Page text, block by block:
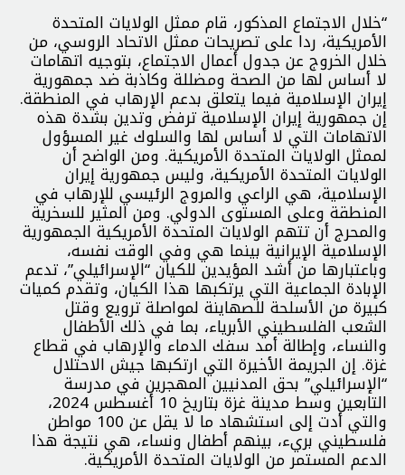
“خلال الاجتماع المذكور، قام ممثل الولايات المتحدة
الأمريكية، ردا على تصريحات ممثل الاتحاد الروسي، من
خلال الخروج عن جدول أعمال الاجتماع، بتوجيه اتهامات
لا أساس لها من الصحة ومضللة وكاذبة ضد جمهورية
إيران الإسلامية فيما يتعلق بدعم الإرهاب في المنطقة.
إن جمهورية إيران الإسلامية ترفض وتدين بشدة هذه
الاتهامات التي لا أساس لها والسلوك غير المسؤول
لممثل الولايات المتحدة الأمريكية. ومن الواضح أن
الولايات المتحدة الأمريكية، وليس جمهورية إيران
الإسلامية، هي الراعي والمروج الرئيسي للإرهاب في
المنطقة وعلى المستوى الدولي. ومن المثير للسخرية
والمحرج أن تتهم الولايات المتحدة الأمريكية الجمهورية
الإسلامية الإيرانية بينما هي وفي الوقت نفسه،
وباعتبارها من أشد المؤيدين للكيان “الإسرائيلي”، تدعم
الإبادة الجماعية التي يرتكبها هذا الكيان، وتقدم كميات
كبيرة من الأسلحة للصهاينة لمواصلة ترويع وقتل
الشعب الفلسطيني الأبرياء، بما في ذلك الأطفال
والنساء، وإطالة أمد سفك الدماء والإرهاب في قطاع
غزة. إن الجريمة الأخيرة التي ارتكبها جيش الاحتلال
“الإسرائيلي” بحق المدنيين المهجرين في مدرسة
التابعين وسط مدينة غزة بتاريخ 10 أغسطس 2024،
والتي أدت إلى استشهاد ما لا يقل عن 100 مواطن
فلسطيني بريء، بينهم أطفال ونساء، هي نتيجة هذا
الدعم المستمر من الولايات المتحدة الأمريكية.